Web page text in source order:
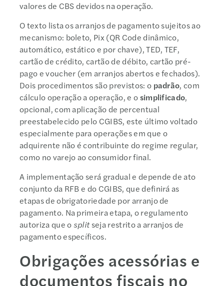
valores de CBS devidos na operação.
O texto lista os arranjos de pagamento sujeitos ao
mecanismo: boleto, Pix (QR Code dinâmico,
automático, estático e por chave), TED, TEF,
cartão de crédito, cartão de débito, cartão pré-
pago e voucher (em arranjos abertos e fechados).
Dois procedimentos são previstos: o padrão, com
cálculo operação a operação, e osimplificado,
opcional, com aplicação de percentual
preestabelecido pelo CGIBS, este último voltado
especialmente para operações em que o
adquirente não é contribuinte do regime regular,
como no varejo ao consumidor final.
A implementação será gradual e depende de ato
conjunto da RFB e do CGIBS, que definirá as
etapas de obrigatoriedade por arranjo de
pagamento. Na primeira etapa, o regulamento
autoriza que osplitseja restrito a arranjos de
pagamento específicos.
Obrigações acessórias e
documentos fiscais no